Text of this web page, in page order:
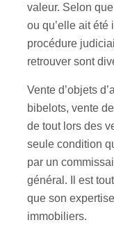
valeur. Selon
ou qu’elle ait été
procédure
retrouver sont
Vente d’objets
bibelots, vente
de tout lors des
seule condition
par un
général. Il est
que son
immobiliers.